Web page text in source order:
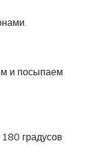
и посыпаем
градусов